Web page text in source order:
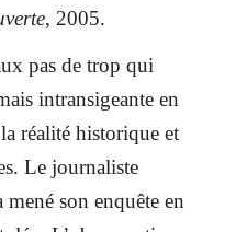
, 2005.
pas de trop qui
intransigeante en
réalité historique et
Le journaliste
son enquête en